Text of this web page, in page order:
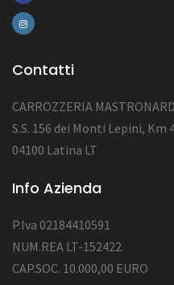
Contatti
CARROZZERIA
S.S. 156 dei Monti Lepini, Km
04100 Latina LT
Info Azienda
P.Iva 02184410591
NUM.REA LT-152422
CAP.SOC. 10.000,00 EURO